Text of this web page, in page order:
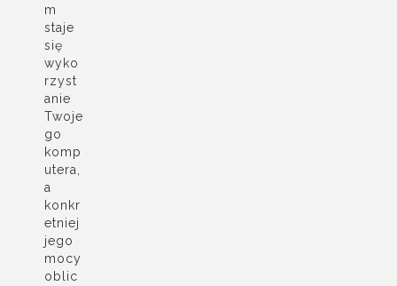
m
staje
się
wyko
rzyst
anie
Twoje
go
komp
utera,
a
konkr
etniej
jego
mocy
oblic